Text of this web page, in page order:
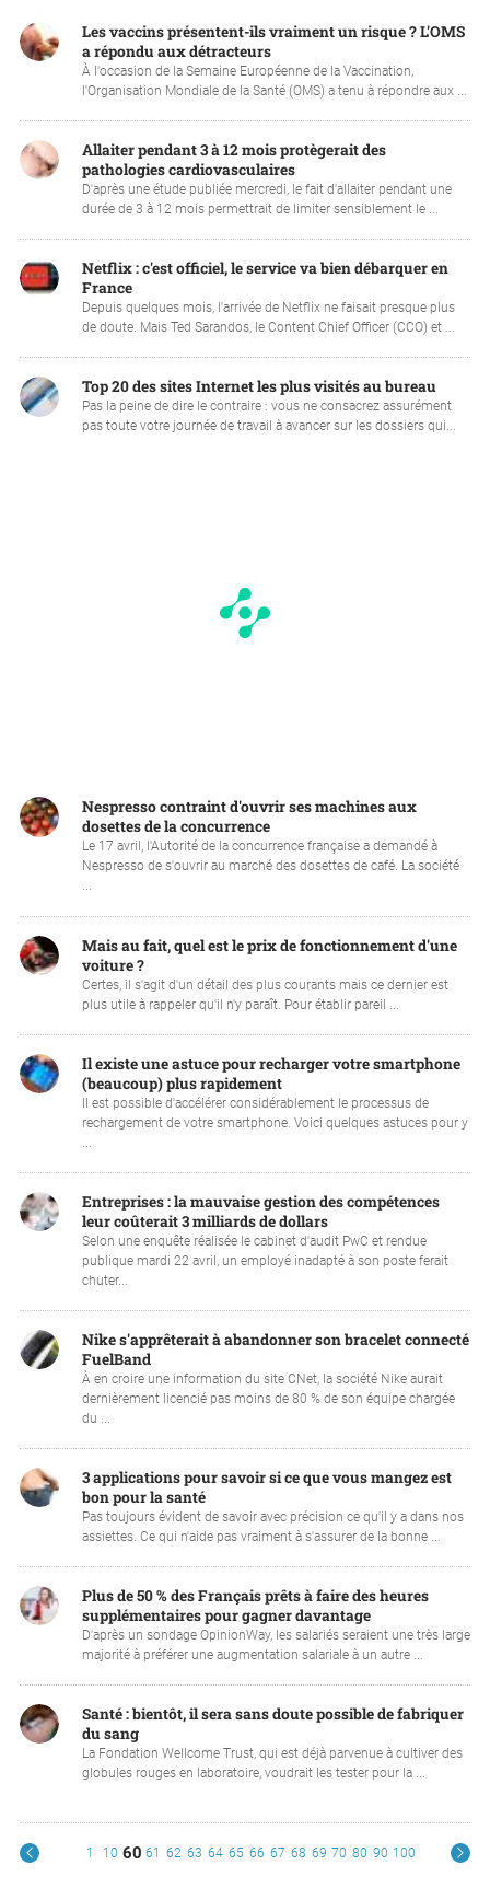
Les vaccins présentent-ils vraiment un risque ? L'OMS
a répondu aux détracteurs
À l'occasion de la Semaine Européenne de la Vaccination,
l'Organisation Mondiale de la Santé (OMS) a tenu à répondre aux ...
Allaiter pendant 3 à 12 mois protègerait des
pathologies cardiovasculaires
D'après une étude publiée mercredi, le fait d'allaiter pendant une
durée de 3 à 12 mois permettrait de limiter sensiblement le ...
Netflix : c'est officiel, le service va bien débarquer en
France
Depuis quelques mois, l'arrivée de Netflix ne faisait presque plus
de doute. Mais Ted Sarandos, le Content Chief Officer (CCO) et ...
Top 20 des sites Internet les plus visités au bureau
Pas la peine de dire le contraire : vous ne consacrez assurément
pas toute votre journée de travail à avancer sur les dossiers qui...
Nespresso contraint d'ouvrir ses machines aux
dosettes de la concurrence
Le 17 avril, l'Autorité de la concurrence française a demandé à
Nespresso de s'ouvrir au marché des dosettes de café. La société
...
Mais au fait, quel est le prix de fonctionnement d'une
voiture ?
Certes, il s'agit d'un détail des plus courants mais ce dernier est
plus utile à rappeler qu'il n'y paraît. Pour établir pareil ...
Il existe une astuce pour recharger votre smartphone
(beaucoup) plus rapidement
Il est possible d'accélérer considérablement le processus de
rechargement de votre smartphone. Voici quelques astuces pour y
Entreprises : la mauvaise gestion des compétences
leur coûterait 3 milliards de dollars
Selon une enquête réalisée le cabinet d'audit PwC et rendue
publique mardi 22 avril, un employé inadapté à son poste ferait
chuter...
Nike s'apprêterait à abandonner son bracelet connecté
FuelBand
À en croire une information du site CNet, la société Nike aurait
dernièrement licencié pas moins de 80 % de son équipe chargée
du ...
3 applications pour savoir si ce que vous mangez est
bon pour la santé
Pas toujours évident de savoir avec précision ce qu'il y a dans nos
assiettes. Ce qui n'aide pas vraiment à s'assurer de la bonne ...
Plus de 50 % des Français prêts à faire des heures
supplémentaires pour gagner davantage
D'après un sondage OpinionWay, les salariés seraient une très large
majorité à préférer une augmentation salariale à un autre ...
Santé : bientôt, il sera sans doute possible de fabriquer
du sang
La Fondation Wellcome Trust, qui est déjà parvenue à cultiver des
globules rouges en laboratoire, voudrait les tester pour la ...
1 10 60 61 62 63 64 65 66 67 68 69 70 80 90 100